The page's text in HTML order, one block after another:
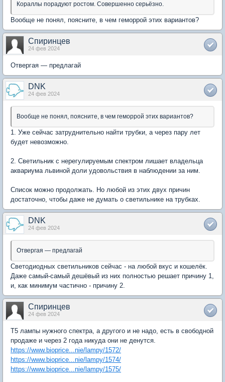
Кораллы порадуют ростом. Совершенно серьёзно.
Вообще не понял, поясните, в чем геморрой этих вариантов?
Спиринцев
24 фев 2024
Отвергая — предлагай
DNK
24 фев 2024
Вообще не понял, поясните, в чем геморрой этих вариантов?
1. Уже сейчас затруднительно найти трубки, а через пару лет
будет невозможно.
2. Светильник с нерегулируемым спектром лишает владельца
аквариума львиной доли удовольствия в наблюдении за ним.
Список можно продолжать. Но любой из этих двух причин
достаточно, чтобы даже не думать о светильнике на трубках.
DNK
24 фев 2024
Отвергая — предлагай
Светодиодных светильников сейчас - на любой вкус и кошелёк.
Даже самый-самый дешёвый из них полностью решает причину 1,
и, как минимум частично - причину 2.
Спиринцев
24 фев 2024
Т5 лампы нужного спектра, а другого и не надо, есть в свободной
продаже и через 2 года никуда они не денутся.
https://www.bioprice...nie/lampy/1572/
https://www.bioprice...nie/lampy/1574/
https://www.bioprice...nie/lampy/1575/